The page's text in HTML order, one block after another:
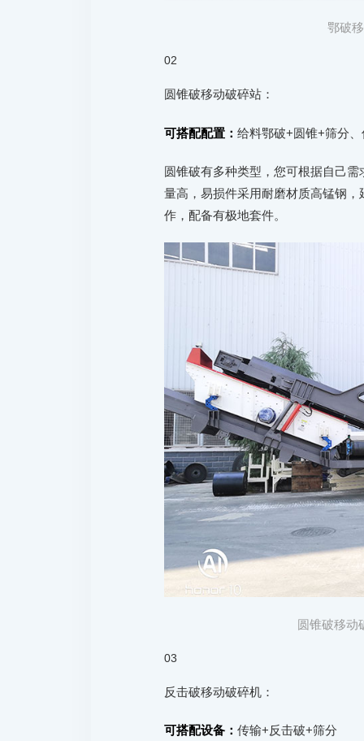
鄂破
02
圆锥破移动破碎站：
可搭配配置： 给料鄂破+圆锥+筛分
圆锥破有多种类型，您可根据自己
量高，易损件采用耐磨材质高锰钢
作，配备有极地套件。
圆锥破移动
03
反击破移动破碎机：
可搭配设备： 传输+反击破+筛分